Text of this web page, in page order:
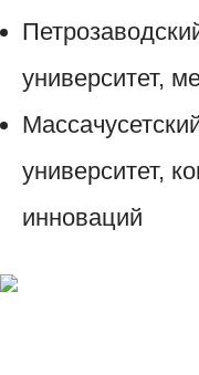
университет,
университет,
инноваций